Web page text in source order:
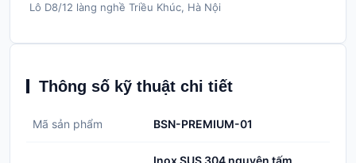
Lô D8/12 làng nghề Triều Khúc, Hà Nội
Thông số kỹ thuật chi tiết
Mã sản phẩm BSN-PREMIUM-01
Inox SUS 304 nguyên tấm